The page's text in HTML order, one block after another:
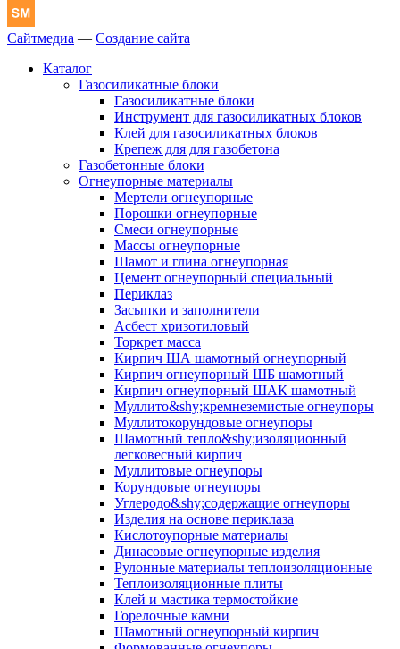
Сайтмедиа — Создание сайта
Каталог
Газосиликатные блоки
Газосиликатные блоки
Инструмент для газосиликатных блоков
Клей для газосиликатных блоков
Крепеж для для газобетона
Газобетонные блоки
Огнеупорные материалы
Мертели огнеупорные
Порошки огнеупорные
Смеси огнеупорные
Массы огнеупорные
Шамот и глина огнеупорная
Цемент огнеупорный специальный
Периклаз
Засыпки и заполнители
Асбест хризотиловый
Торкрет масса
Кирпич ША шамотный огнеупорный
Кирпич огнеупорный ШБ шамотный
Кирпич огнеупорный ШАК шамотный
Муллито&shy;­кремнеземистые огнеупоры
Муллито­корундовые огнеупоры
Шамотный тепло&shy;изоляционный
легковесный кирпич
Муллитовые огнеупоры
Корундовые огнеупоры
Углеродо&shy;содержащие огнеупоры
Изделия на основе периклаза
Кислотоупорные материалы
Динасовые огнеупорные изделия
Рулонные материалы теплоизоляционные
Тепло­изоляционные плиты
Клей и мастика термостойкие
Горелочные камни
Шамотный огнеупорный кирпич